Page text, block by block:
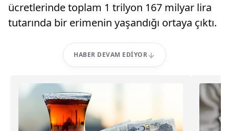
ücretlerinde toplam 1 trilyon 167 milyar lira
tutarında bir erimenin yaşandığı ortaya çıktı.
HABER DEVAM EDIYOR